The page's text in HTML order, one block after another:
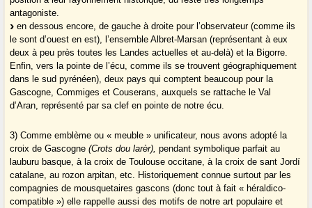
antagoniste.
en dessous encore, de gauche à droite pour l’observateur (comme ils
le sont d’ouest en est), l’ensemble Albret-Marsan (représentant à eux
deux à peu près toutes les Landes actuelles et au-delà) et la Bigorre.
Enfin, vers la pointe de l’écu, comme ils se trouvent géographiquement
dans le sud pyrénéen), deux pays qui comptent beaucoup pour la
Gascogne, Commiges et Couserans, auxquels se rattache le Val
d’Aran, représenté par sa clef en pointe de notre écu.
3) Comme emblème ou « meuble » unificateur, nous avons adopté la
croix de Gascogne(Crots dou larèr), pendant symbolique parfait au
lauburu basque, à la croix de Toulouse occitane, à la croix de sant Jordí
catalane, au rozon arpitan, etc. Historiquement connue surtout par les
compagnies de mousquetaires gascons (donc tout à fait « héraldico-
compatible ») elle rappelle aussi des motifs de notre art populaire et